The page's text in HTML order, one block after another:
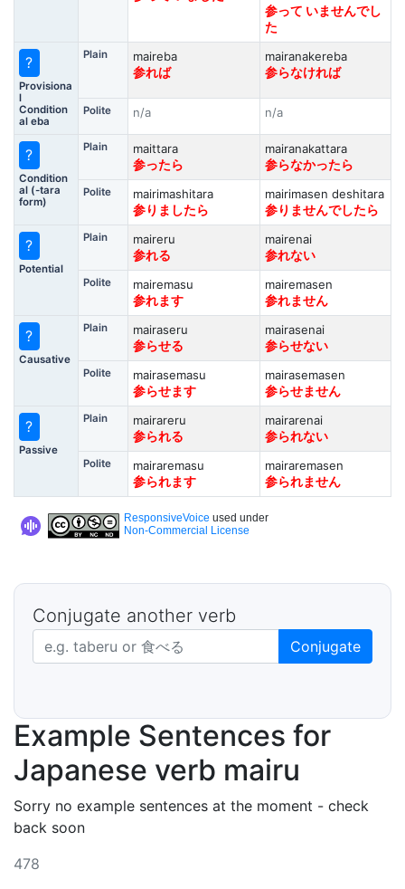
参って いませんでし
た
?
Provisiona
l
Condition
al eba
Plain
maireba
参れば
mairanakereba
参らなければ
Polite n/a n/a
?
Condition
al (-tara
form)
Plain
maittara
参ったら
mairanakattara
参らなかったら
Polite
mairimashitara
参りましたら
mairimasen deshitara
参りませんでしたら
?
Potential
Plain
maireru
参れる
mairenai
参れない
Polite
mairemasu
参れます
mairemasen
参れません
?
Causative
Plain
mairaseru
参らせる
mairasenai
参らせない
Polite
mairasemasu
参らせます
mairasemasen
参らせません
?
Passive
Plain
mairareru
参られる
mairarenai
参られない
Polite
mairaremasu
参られます
mairaremasen
参られません
ResponsiveVoice used under
Non-Commercial License
Conjugate another verb
Japanese verb in dictionary form Conjugate
Example Sentences for
Japanese verb mairu
Sorry no example sentences at the moment - check
back soon
478